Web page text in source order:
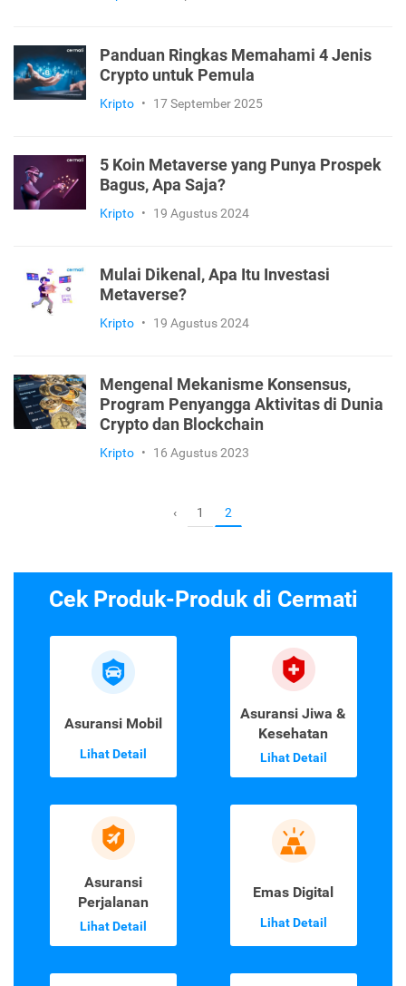
Panduan Ringkas Memahami 4 Jenis
Crypto untuk Pemula
Kripto • 17 September 2025
5 Koin Metaverse yang Punya Prospek
Bagus, Apa Saja?
Kripto • 19 Agustus 2024
Mulai Dikenal, Apa Itu Investasi
Metaverse?
Kripto • 19 Agustus 2024
Mengenal Mekanisme Konsensus,
Program Penyangga Aktivitas di Dunia
Crypto dan Blockchain
Kripto • 16 Agustus 2023
‹ 1 2
Cek Produk-Produk di Cermati
Asuransi Mobil
Lihat Detail
Asuransi Jiwa &
Kesehatan
Lihat Detail
Asuransi
Perjalanan
Lihat Detail
Emas Digital
Lihat Detail